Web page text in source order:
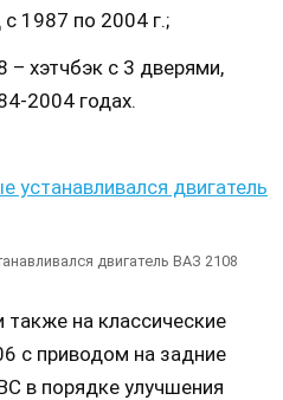
1987 по 2004 г.;
– хэтчбэк с 3 дверями,
2004 годах.
двигатель ВАЗ 2108
также на классические
с приводом на задние
в порядке улучшения